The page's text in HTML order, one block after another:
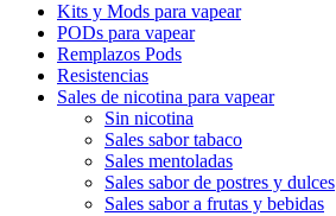
Kits y Mods para vapear
PODs para vapear
Remplazos Pods
Resistencias
Sales de nicotina para vapear
Sin nicotina
Sales sabor tabaco
Sales mentoladas
Sales sabor de postres y dulces
Sales sabor a frutas y bebidas